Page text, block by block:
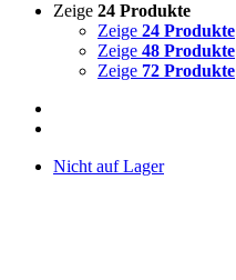
Zeige 24 Produkte
Zeige 24 Produkte
Zeige 48 Produkte
Zeige 72 Produkte
Nicht auf Lager